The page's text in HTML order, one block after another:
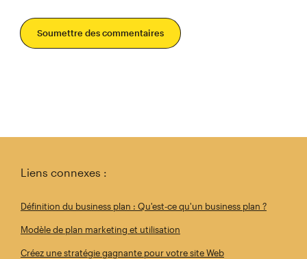
Soumettre des commentaires
Liens connexes :
Définition du business plan : Qu'est-ce qu'un business plan ?
Modèle de plan marketing et utilisation
Créez une stratégie gagnante pour votre site Web